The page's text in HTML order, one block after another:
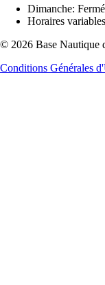
Dimanche:
Horaires
© 2026 Base Nautique
Conditions Générales